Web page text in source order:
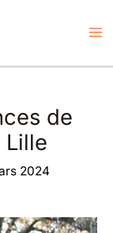
de
Lille
2024